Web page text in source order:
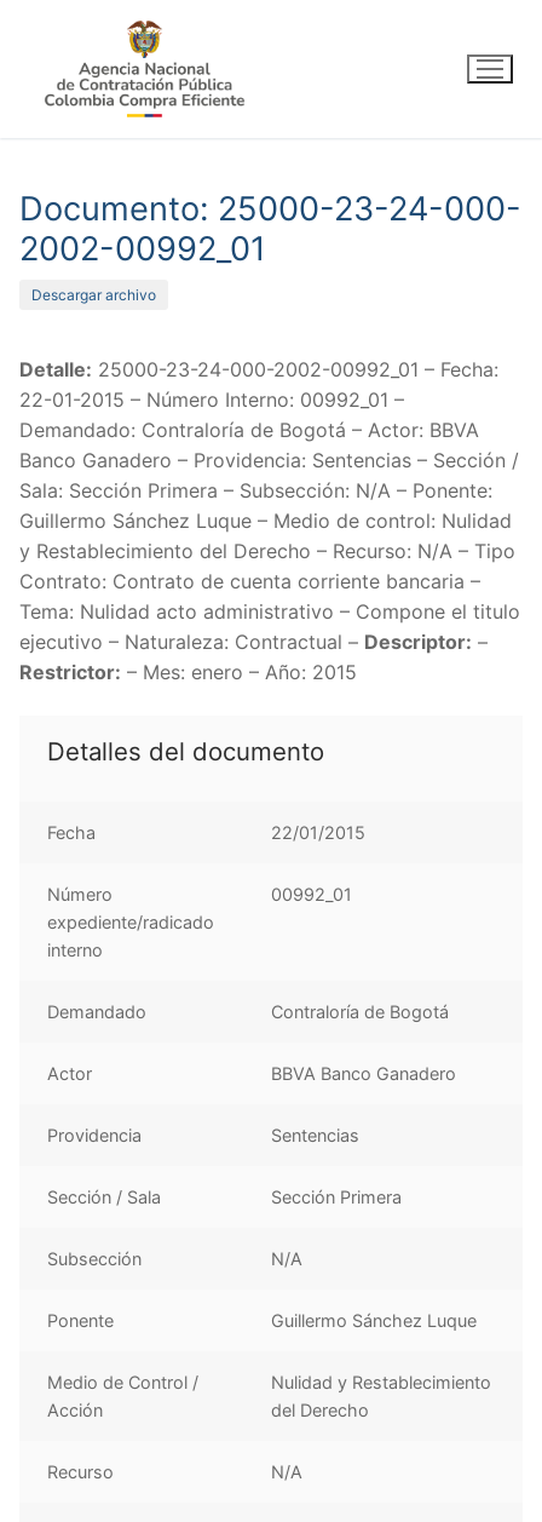
contenido
Documento: 25000-23-24-000-
2002-00992_01
Descargar archivo
Detalle: 25000-23-24-000-2002-00992_01 – Fecha:
22-01-2015 – Número Interno: 00992_01 –
Demandado: Contraloría de Bogotá – Actor: BBVA
Banco Ganadero – Providencia: Sentencias – Sección /
Sala: Sección Primera – Subsección: N/A – Ponente:
Guillermo Sánchez Luque – Medio de control: Nulidad
y Restablecimiento del Derecho – Recurso: N/A – Tipo
Contrato: Contrato de cuenta corriente bancaria –
Tema: Nulidad acto administrativo – Compone el titulo
ejecutivo – Naturaleza: Contractual – Descriptor: –
Restrictor: – Mes: enero – Año: 2015
Detalles del documento
Fecha 22/01/2015
Número
expediente/radicado
interno
00992_01
Demandado Contraloría de Bogotá
Actor BBVA Banco Ganadero
Providencia Sentencias
Sección / Sala Sección Primera
Subsección N/A
Ponente Guillermo Sánchez Luque
Medio de Control /
Acción
Nulidad y Restablecimiento
del Derecho
Recurso N/A